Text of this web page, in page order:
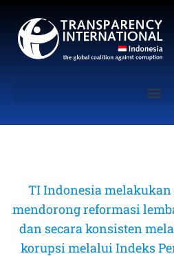
TI Indonesia
mendorong reformasi
dan secara konsisten
korupsi melalui Indeks